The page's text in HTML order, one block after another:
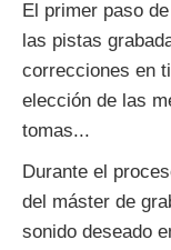
El primer paso
las pistas
correcciones en
elección de las
tomas...
Durante el
del máster de
sonido deseado